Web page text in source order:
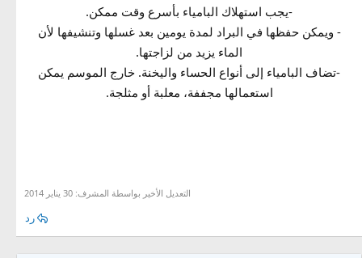
-يجب استهلاك البامياء بأسرع وقت ممكن.
- ويمكن حفظها في البراد لمدة يومين بعد غسلها وتنشيفها لأن
الماء يزيد من لزاجتها.
-تضاف البامياء إلى أنواع الحساء واليخنة. خارج الموسم يمكن
استعمالها مجففة، معلبة أو مثلجة.
التعديل الأخير بواسطة المشرف: 30 يناير 2014
رد